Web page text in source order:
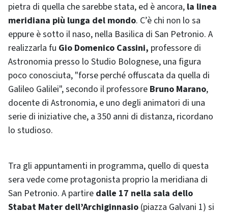
pietra di quella che sarebbe stata, ed è ancora, la linea
meridiana più lunga del mondo. C’è chi non lo sa
eppure è sotto il naso, nella Basilica di San Petronio. A
realizzarla fu Gio Domenico Cassini, professore di
Astronomia presso lo Studio Bolognese, una figura
poco conosciuta, "forse perché offuscata da quella di
Galileo Galilei", secondo il professore Bruno Marano,
docente di Astronomia, e uno degli animatori di una
serie di iniziative che, a 350 anni di distanza, ricordano
lo studioso.
Tra gli appuntamenti in programma, quello di questa
sera vede come protagonista proprio la meridiana di
San Petronio. A partire dalle 17 nella sala dello
Stabat Mater dell’Archiginnasio (piazza Galvani 1) si